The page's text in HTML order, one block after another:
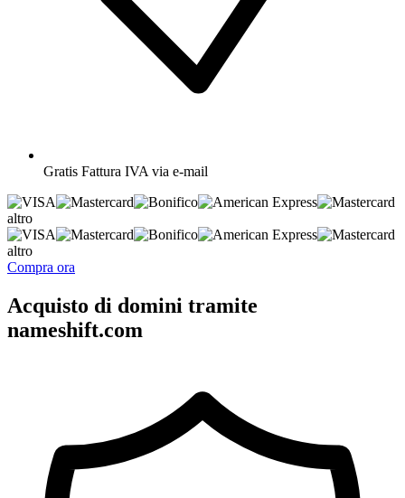
Gratis Fattura IVA via e-mail
altro
altro
Compra ora
Acquisto di domini tramite
nameshift.com